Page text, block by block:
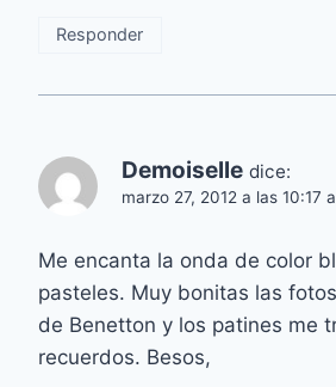
Responder
Demoiselle dice:
marzo 27, 2012 a las 10:17
Me encanta la onda de color
pasteles. Muy bonitas las
de Benetton y los patines me
recuerdos. Besos,